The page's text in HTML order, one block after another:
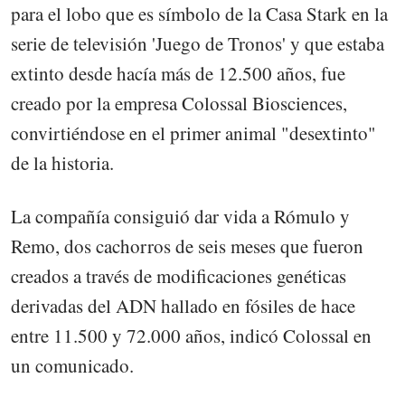
para el lobo que es símbolo de la Casa Stark en la
serie de televisión 'Juego de Tronos' y que estaba
extinto desde hacía más de 12.500 años, fue
creado por la empresa Colossal Biosciences,
convirtiéndose en el primer animal "desextinto"
de la historia.
La compañía consiguió dar vida a Rómulo y
Remo, dos cachorros de seis meses que fueron
creados a través de modificaciones genéticas
derivadas del ADN hallado en fósiles de hace
entre 11.500 y 72.000 años, indicó Colossal en
un comunicado.